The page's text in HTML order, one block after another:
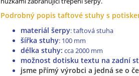
Podrobný popis taftové stuhy s
materiál šerpy: taftová stuha
šířka stuhy: 100 mm
délka stuhy: cca2000 mm
možnost dotisku textu na zadní
jsme přímý výrobci a jedná se o